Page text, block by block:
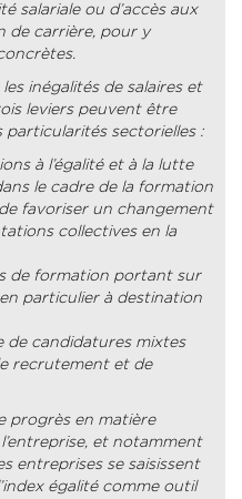
salariale ou d’accès aux
de carrière, pour y
inégalités de salaires et
leviers peuvent être
sectorielles :
à l’égalité et à la lutte
le cadre de la formation
favoriser un changement
collectives en la
de formation portant sur
en particulier à destination
candidatures mixtes
recrutement et de
progrès en matière
et notamment
entreprises se saisissent
égalité comme outil